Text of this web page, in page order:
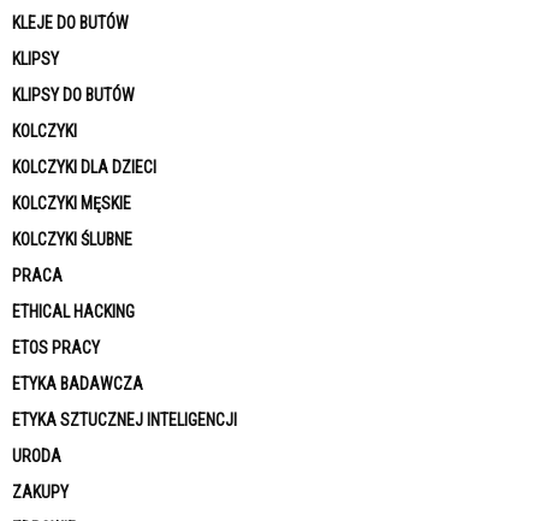
KLEJE DO BUTÓW
KLIPSY
KLIPSY DO BUTÓW
KOLCZYKI
KOLCZYKI DLA DZIECI
KOLCZYKI MĘSKIE
KOLCZYKI ŚLUBNE
PRACA
ETHICAL HACKING
ETOS PRACY
ETYKA BADAWCZA
ETYKA SZTUCZNEJ INTELIGENCJI
URODA
ZAKUPY